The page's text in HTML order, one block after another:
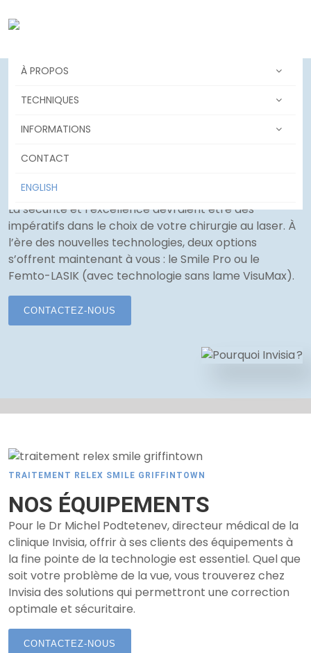
À PROPOS
TECHNIQUES
INFORMATIONS
CONTACT
ENGLISH
traitement relex smile
griffintown
La sécurité et l’excellence devraient être des
impératifs dans le choix de votre chirurgie au laser. À
l’ère des nouvelles technologies, deux options
s’offrent maintenant à vous : le Smile Pro ou le
Femto-LASIK (avec technologie sans lame VisuMax).
CONTACTEZ-NOUS
TRAITEMENT RELEX SMILE GRIFFINTOWN
NOS ÉQUIPEMENTS
Pour le Dr Michel Podtetenev, directeur médical de la
clinique Invisia, offrir à ses clients des équipements à
la fine pointe de la technologie est essentiel. Quel que
soit votre problème de la vue, vous trouverez chez
Invisia des solutions qui permettront une correction
optimale et sécuritaire.
CONTACTEZ-NOUS